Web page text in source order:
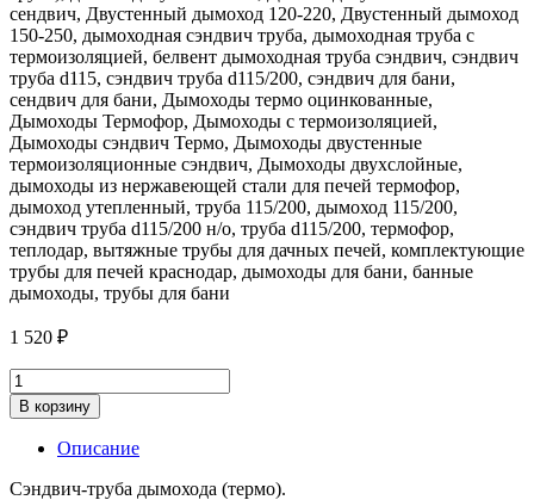
сендвич, Двустенный дымоход 120-220, Двустенный дымоход
150-250, дымоходная сэндвич труба, дымоходная труба с
термоизоляцией, белвент дымоходная труба сэндвич, сэндвич
труба d115, сэндвич труба d115/200, сэндвич для бани,
сендвич для бани, Дымоходы термо оцинкованные,
Дымоходы Термофор, Дымоходы с термоизоляцией,
Дымоходы сэндвич Термо, Дымоходы двустенные
термоизоляционные сэндвич, Дымоходы двухслойные,
дымоходы из нержавеющей стали для печей термофор,
дымоход утепленный, труба 115/200, дымоход 115/200,
сэндвич труба d115/200 н/о, труба d115/200, термофор,
теплодар, вытяжные трубы для дачных печей, комплектующие
трубы для печей краснодар, дымоходы для бани, банные
дымоходы, трубы для бани
1 520 ₽
Сэндвич-
труба
d115/200,
L=1000,
Нерж/
Оцинк,
В корзину
Описание
Сэндвич-труба дымохода (термо).